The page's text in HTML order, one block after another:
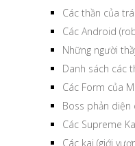
Các thần của
Các Android
Những người
Danh sách các
Các Form của
Boss phản diện
Các Supreme
Các kai (giới